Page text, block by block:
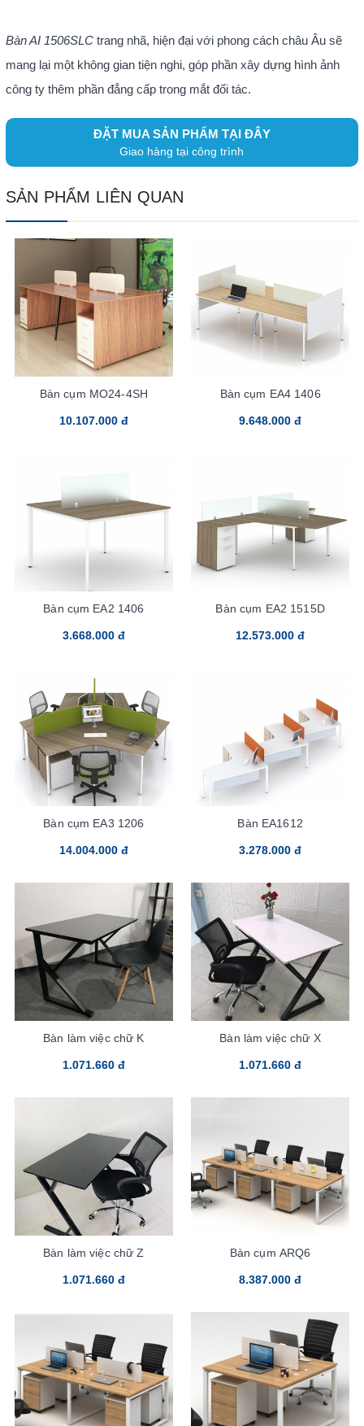
Bàn AI 1506SLCtrang nhã, hiện đại với phong cách châu Âu sẽ
mang lại một không gian tiện nghi, góp phần xây dựng hình ảnh
công ty thêm phần đẳng cấp trong mắt đối tác.
ĐẶT MUA SẢN PHẨM TẠI ĐÂY
Giao hàng tại công trình
SẢN PHẨM LIÊN QUAN
Bàn cụm MO24-4SH
10.107.000 đ
Bàn cụm EA4 1406
9.648.000 đ
Bàn cụm EA2 1406
3.668.000 đ
Bàn cụm EA2 1515D
12.573.000 đ
Bàn cụm EA3 1206
14.004.000 đ
Bàn EA1612
3.278.000 đ
Bàn làm việc chữ K
1.071.660 đ
Bàn làm việc chữ X
1.071.660 đ
Bàn làm việc chữ Z
1.071.660 đ
Bàn cụm ARQ6
8.387.000 đ